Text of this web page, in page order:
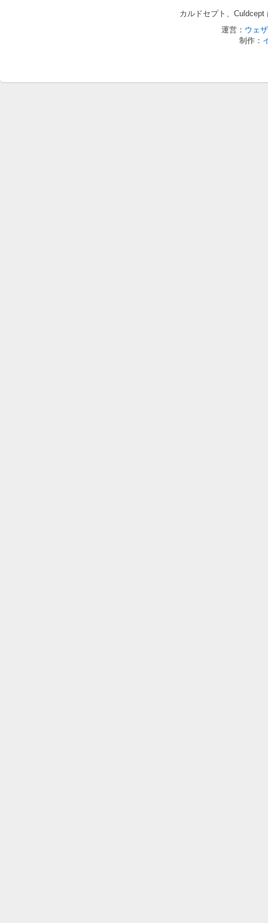
カルドセプト、
運営： ウェ
制作：